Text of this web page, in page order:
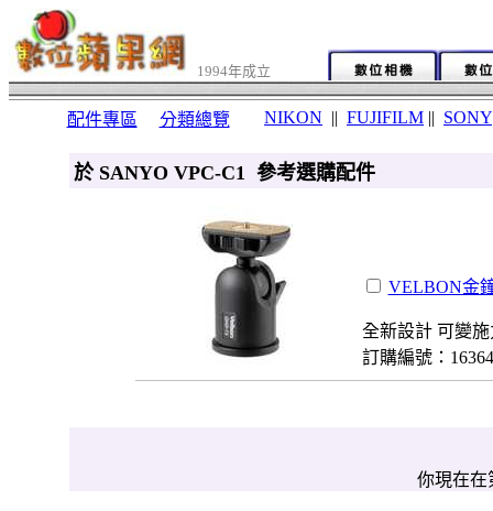
1994年成立
配件專區 分類總覽 NIKON || FUJIFILM || SONY
於 SANYO VPC-C1 參考選購配件
VELBON金
全新設計 可變
訂購編號：
你現在在